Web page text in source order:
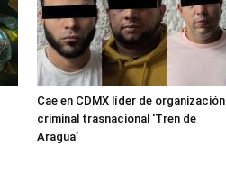
Cae en CDMX líder de organización
criminal trasnacional ‘Tren de
Aragua’